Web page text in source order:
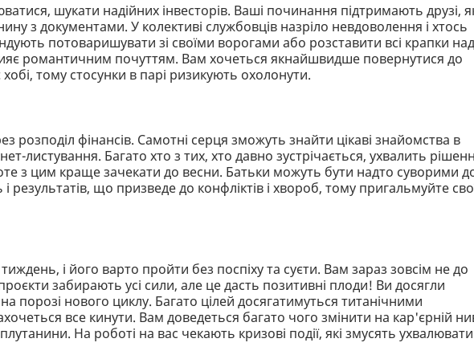
шукати надійних інвесторів. Ваші починання підтримають друзі,
з документами. У колективі службовців назріло невдоволення і хтось
потоваришувати зі своїми ворогами або розставити всі крапки над
романтичним почуттям. Вам хочеться якнайшвидше повернутися до
тому стосунки в парі ризикують охолонути.
розподіл фінансів. Самотні серця зможуть знайти цікаві знайомства в
листування. Багато хто з тих, хто давно зустрічається, ухвалить
з цим краще зачекати до весни. Батьки можуть бути надто суворими
результатів, що призведе до конфліктів і хвороб, тому пригальмуйте
і його варто пройти без поспіху та суєти. Вам зараз зовсім не до
забирають усі сили, але це дасть позитивні плоди! Ви досягли
на порозі нового циклу. Багато цілей досягатимуться титанічними
все кинути. Вам доведеться багато чого змінити на кар'єрній
На роботі на вас чекають кризові події, які змусять ухвалювати